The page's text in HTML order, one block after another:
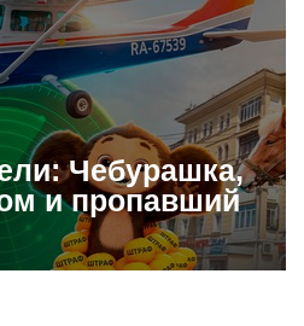
Чебурашка,
и пропавший